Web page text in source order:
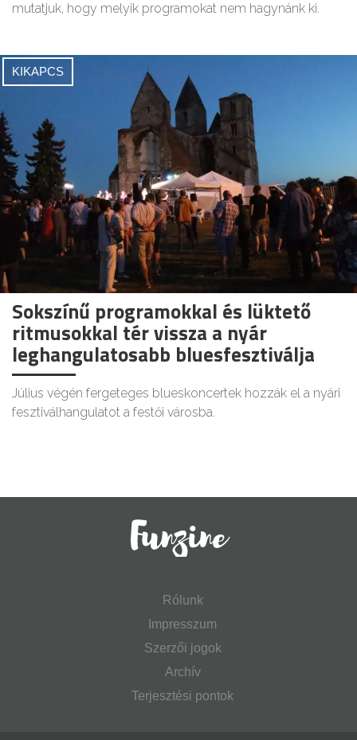
mutatjuk, hogy melyik programokat nem hagynánk ki.
KIKAPCS
Sokszínű programokkal és lüktető
ritmusokkal tér vissza a nyár
leghangulatosabb bluesfesztiválja
Július végén fergeteges blueskoncertek hozzák el a nyári
fesztiválhangulatot a festői városba.
Rólunk
Impresszum
Szerzői jogok
Archív
Terjesztési pontok